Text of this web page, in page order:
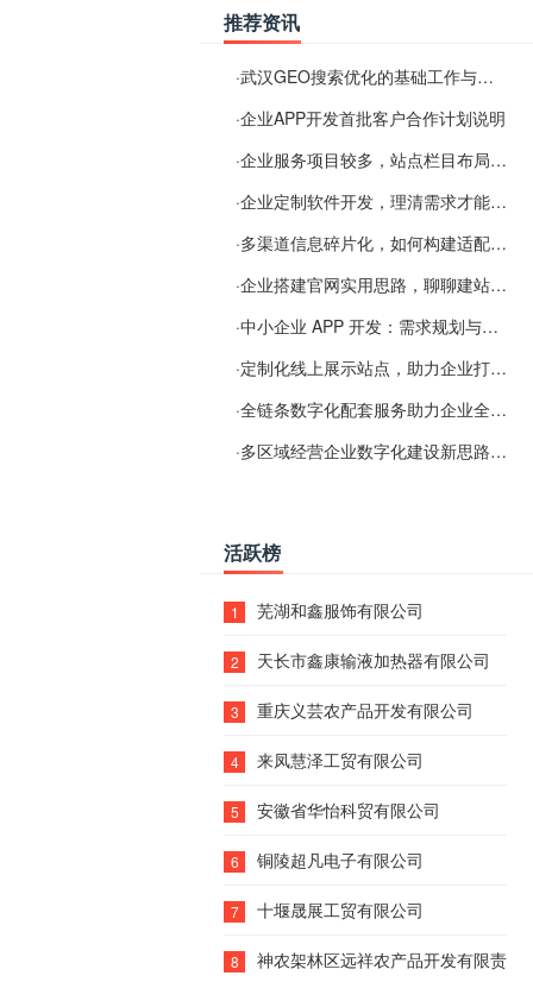
推荐资讯
·武汉GEO搜索优化的基础工作与实施思路
·企业APP开发首批客户合作计划说明
·企业服务项目较多，站点栏目布局规划参考思路
·企业定制软件开发，理清需求才能提升数字化落地效率
·多渠道信息碎片化，如何构建适配 AI 检索的品牌信息源
·企业搭建官网实用思路，聊聊建站容易忽视的问题
·中小企业 APP 开发：需求规划与项目落地避坑经验分享
·定制化线上展示站点，助力企业打通线上经营渠道
·全链条数字化配套服务助力企业全域线上经营
·多区域经营企业数字化建设新思路：多端载体与地域检索一体化落地思路分享
活跃榜
1 芜湖和鑫服饰有限公司
2 天长市鑫康输液加热器有限公司
3 重庆义芸农产品开发有限公司
4 来凤慧泽工贸有限公司
5 安徽省华怡科贸有限公司
6 铜陵超凡电子有限公司
7 十堰晟展工贸有限公司
8 神农架林区远祥农产品开发有限责任